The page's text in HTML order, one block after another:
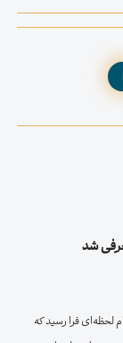
شد
لحظه‌ای فرا رسید که